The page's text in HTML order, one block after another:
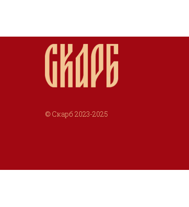
© Скарб 2023-2025